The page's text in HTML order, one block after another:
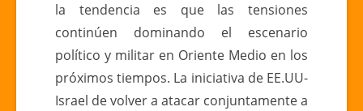
la tendencia es que las tensiones
continúen dominando el escenario
político y militar en Oriente Medio en los
próximos tiempos. La iniciativa de EE.UU-
Israel de volver a atacar conjuntamente a